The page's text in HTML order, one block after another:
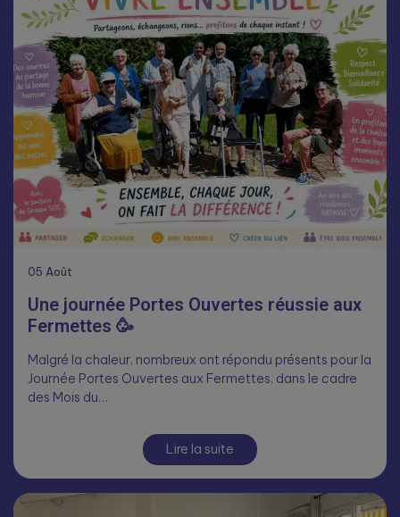
05 Août
Une journée Portes Ouvertes réussie aux
Fermettes 🥳
Malgré la chaleur, nombreux ont répondu présents pour la
Journée Portes Ouvertes aux Fermettes, dans le cadre
des Mois du…
Lire la suite